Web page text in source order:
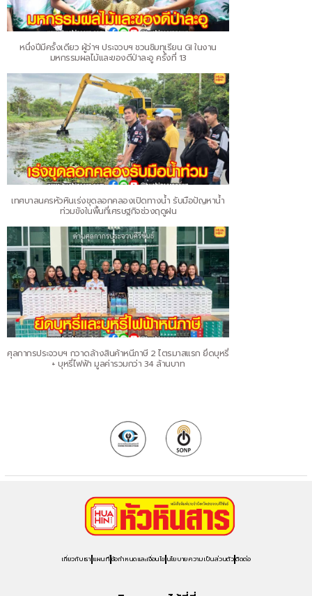
หนึ่งปีมีครั้งเดียว ผู้ว่าฯ ประจวบฯ ชวนชิมทุเรียน GI ในงาน
มหกรรมผลไม้และของดีป่าละอู ครั้งที่ 13
เทศบาลนครหัวหินเร่งขุดลอกคลองเปิดทางน้ำ รับมือปัญหาน้ำ
ท่วมขังในพื้นที่เศรษฐกิจช่วงฤดูฝน
ศุลกากรประจวบฯ กวาดล้างสินค้าหนีภาษี 2 ไตรมาสแรก ยึดบุหรี่
+ บุหรี่ไฟฟ้า มูลค่ารวมกว่า 34 ล้านบาท
เกี่ยวกับเรา แผนที่ ข้อกำหนดและเงื่อนไข นโยบายความเป็นส่วนตัวติดต่อ